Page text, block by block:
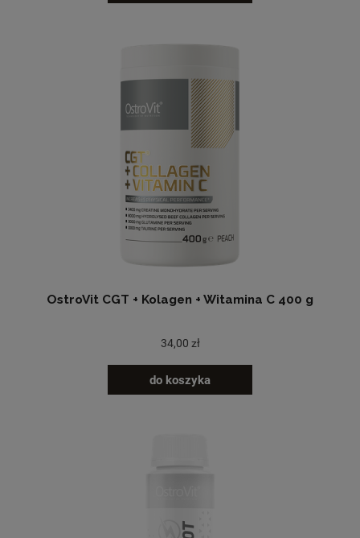
OstroVit CGT + Kolagen + Witamina C 400 g
34,00 zł
do koszyka